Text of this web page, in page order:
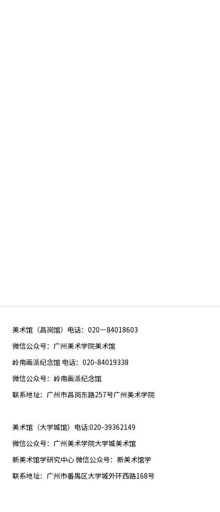
美术馆（昌岗馆）电话：020－84018603
微信公众号：广州美术学院美术馆
岭南画派纪念馆 电话：020-84019338
微信公众号：岭南画派纪念馆
联系地址：广州市昌岗东路257号广州美术学院
美术馆（大学城馆）电话:020-39362149
微信公众号：广州美术学院大学城美术馆
新美术馆学研究中心 微信公众号：新美术馆学
联系地址：广州市番禺区大学城外环西路168号